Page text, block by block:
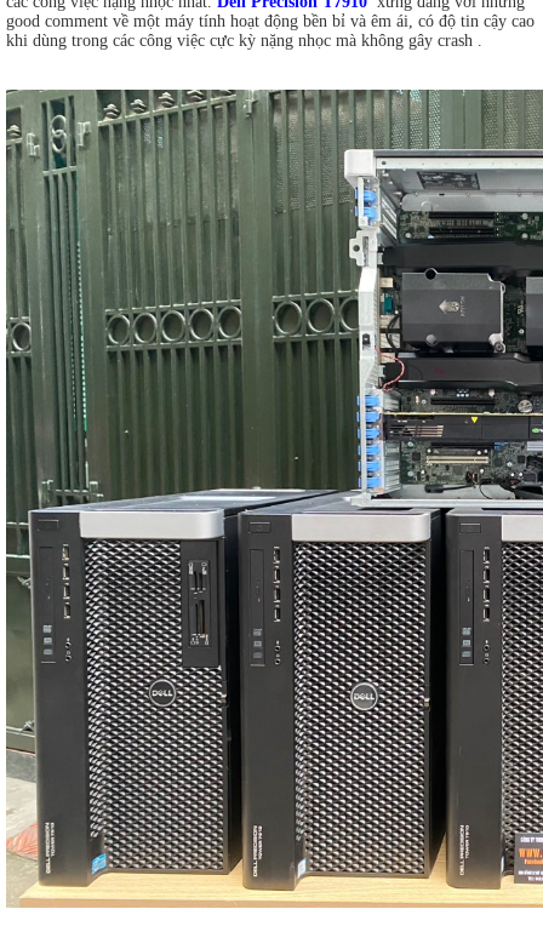
good comment về một máy tính hoạt động bền bỉ và êm ái, có độ tin cậy cao
khi dùng trong các công việc cực kỳ nặng nhọc mà không gây crash .